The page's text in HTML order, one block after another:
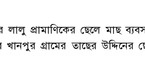
প্রামাণিকের ছেলে মাছ
গ্রামের তাছের উদ্দিনের